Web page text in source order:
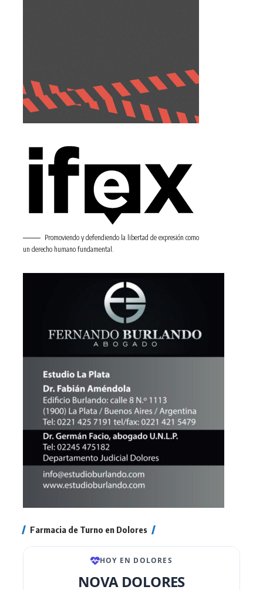
Promoviendo y defendiendo la libertad de expresión como
un derecho humano fundamental.
Farmacia de Turno en Dolores